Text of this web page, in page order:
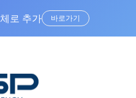
로 추가 바로가기